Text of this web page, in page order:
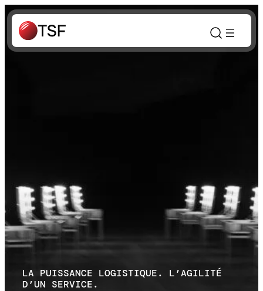
LA PUISSANCE LOGISTIQUE. L’AGILITÉ
D’UN SERVICE.